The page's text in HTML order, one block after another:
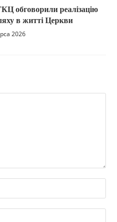
обговорили реалізацію
в житті Церкви
2026